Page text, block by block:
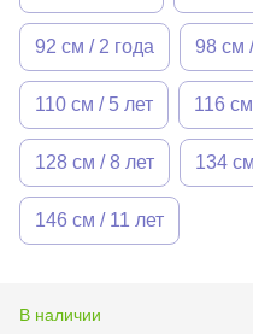
92 см / 2 года 98 см
110 см / 5 лет 116
128 см / 8 лет 134
146 см / 11 лет
В наличии